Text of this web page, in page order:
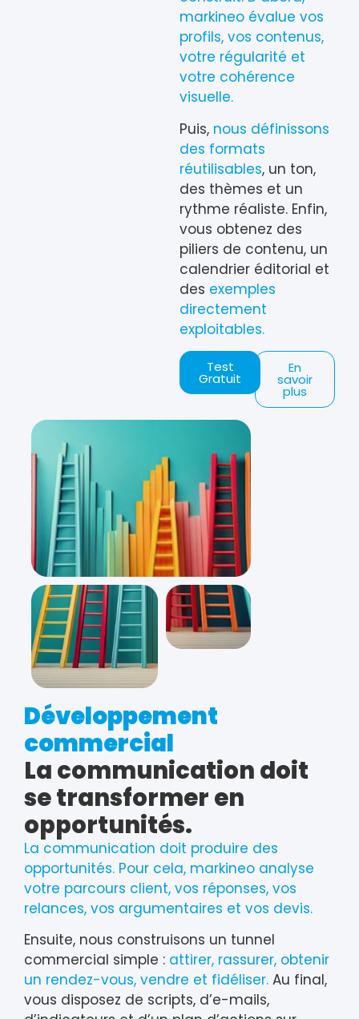
markineo évalue vos
profils, vos contenus,
votre régularité et
votre cohérence
visuelle.
Puis, nous définissons
des formats
réutilisables, un ton,
des thèmes et un
rythme réaliste. Enfin,
vous obtenez des
piliers de contenu, un
calendrier éditorial et
des exemples
directement
exploitables.
Test
Gratuit
En
savoir
plus
Développement
commercial
La communication doit
se transformer en
opportunités.
La communication doit produire des
opportunités. Pour cela, markineo analyse
votre parcours client, vos réponses, vos
relances, vos argumentaires et vos devis.
Ensuite, nous construisons un tunnel
commercial simple : attirer, rassurer, obtenir
un rendez-vous, vendre et fidéliser. Au final,
vous disposez de scripts, d’e-mails,